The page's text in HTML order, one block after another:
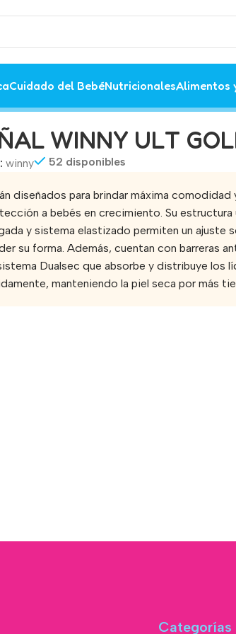
Cuidado del BebéNutricionalesAlimentos
WINNY ULT
winny 52 disponibles
diseñados para brindar máxima comodidad
a bebés en crecimiento. Su estructura
y sistema elastizado permiten un ajuste
su forma. Además, cuentan con barreras
Dualsec que absorbe y distribuye los
manteniendo la piel seca por más
Categorías